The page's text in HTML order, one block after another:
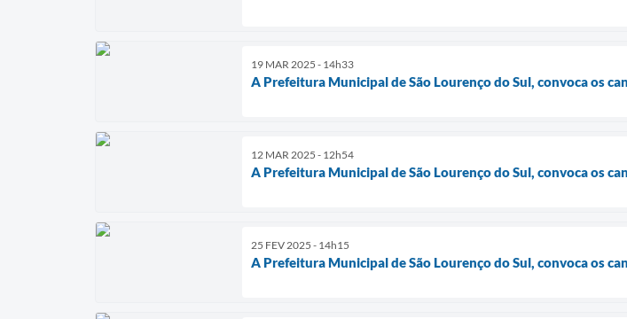
19 MAR 2025 - 14h33
A Prefeitura Municipal de São Lourenço do Sul, convoca os
12 MAR 2025 - 12h54
A Prefeitura Municipal de São Lourenço do Sul, convoca os
25 FEV 2025 - 14h15
A Prefeitura Municipal de São Lourenço do Sul, convoca os